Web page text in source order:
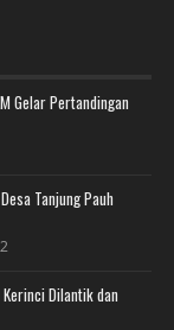
Gelar Pertandingan
Tanjung Pauh
Dilantik dan